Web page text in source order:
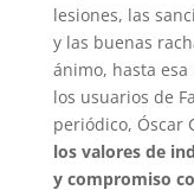
lesiones, las
y las buenas
ánimo, hasta
los usuarios de
periódico, Óscar
los valores de
y compromiso